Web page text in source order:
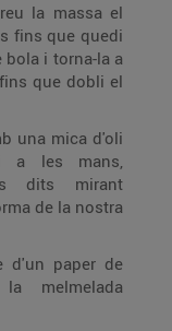
la massa el
fins que quedi
bola i torna-la a
que dobli el
una mica d'oli
a les mans,
dits mirant
de la nostra
d'un paper de
melmelada